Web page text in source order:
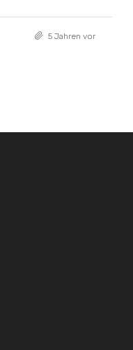
5 Jahren vor